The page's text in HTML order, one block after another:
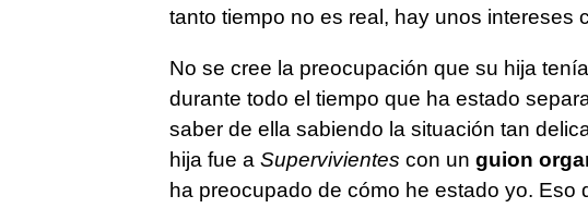
tanto tiempo no es real, hay unos intereses
No se cree la preocupación que su hija
durante todo el tiempo que ha estado
saber de ella sabiendo la situación tan
hija fue a Supervivientes con un guion
ha preocupado de cómo he estado yo. Eso